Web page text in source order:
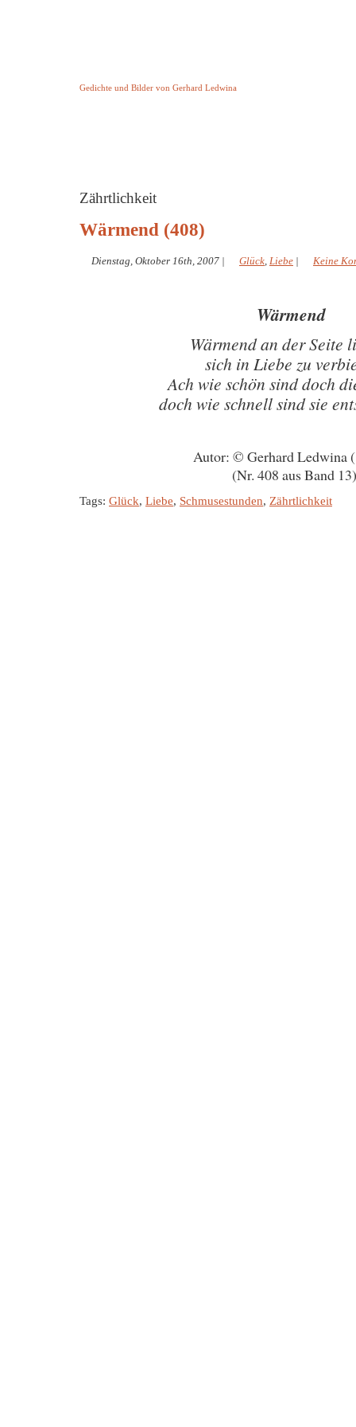
Gedichte und Bilder von Gerhard Ledwina
Zährtlichkeit
Wärmend (408)
Dienstag, Oktober 16th, 2007 | Glück, Liebe | Keine
Wärmend
Wärmend an der Seite
sich in Liebe zu
Ach wie schön sind doch
doch wie schnell sind sie
Autor: © Gerhard Ledwina
(Nr. 408 aus Band 13)
Tags: Glück, Liebe, Schmusestunden, Zährtlichkeit